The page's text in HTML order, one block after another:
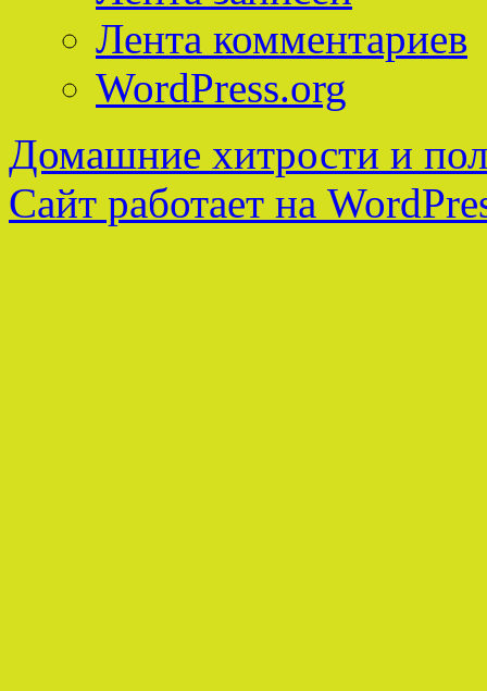
Лента комментариев
WordPress.org
Домашние хитрости и
Сайт работает на